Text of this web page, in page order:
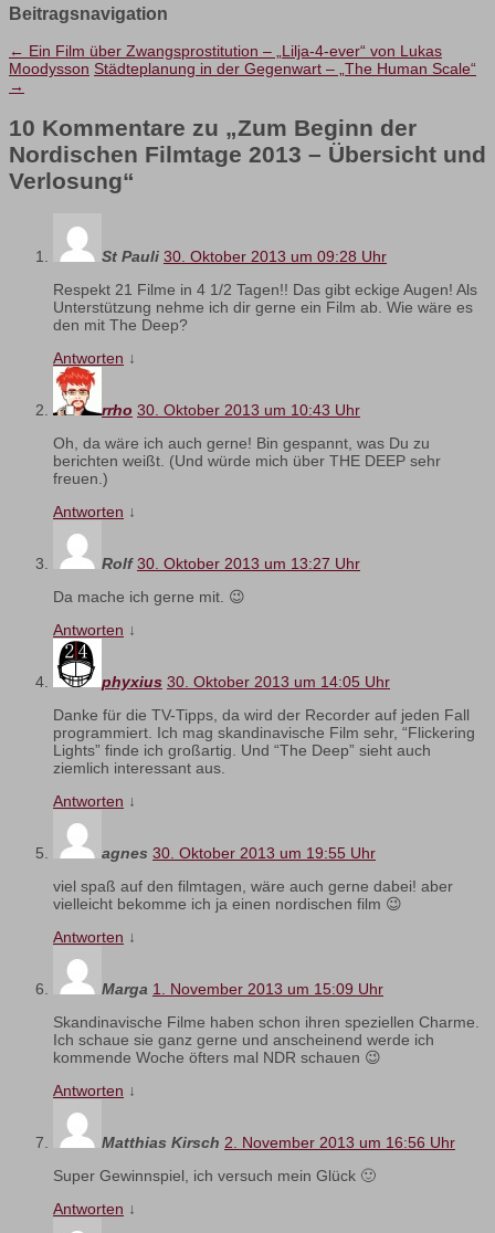
Beitragsnavigation
← Ein Film über Zwangsprostitution – „Lilja-4-ever“ von Lukas
Moodysson Städteplanung in der Gegenwart – „The Human Scale“
→
10 Kommentare zu „Zum Beginn der
Nordischen Filmtage 2013 – Übersicht und
Verlosung“
St Pauli 30. Oktober 2013 um 09:28 Uhr
Respekt 21 Filme in 4 1/2 Tagen!! Das gibt eckige Augen! Als
Unterstützung nehme ich dir gerne ein Film ab. Wie wäre es
den mit The Deep?
Antworten ↓
rrho 30. Oktober 2013 um 10:43 Uhr
Oh, da wäre ich auch gerne! Bin gespannt, was Du zu
berichten weißt. (Und würde mich über THE DEEP sehr
freuen.)
Antworten ↓
Rolf 30. Oktober 2013 um 13:27 Uhr
Da mache ich gerne mit. 😉
Antworten ↓
phyxius 30. Oktober 2013 um 14:05 Uhr
Danke für die TV-Tipps, da wird der Recorder auf jeden Fall
programmiert. Ich mag skandinavische Film sehr, “Flickering
Lights” finde ich großartig. Und “The Deep” sieht auch
ziemlich interessant aus.
Antworten ↓
agnes 30. Oktober 2013 um 19:55 Uhr
viel spaß auf den filmtagen, wäre auch gerne dabei! aber
vielleicht bekomme ich ja einen nordischen film 😉
Antworten ↓
Marga 1. November 2013 um 15:09 Uhr
Skandinavische Filme haben schon ihren speziellen Charme.
Ich schaue sie ganz gerne und anscheinend werde ich
kommende Woche öfters mal NDR schauen 😉
Antworten ↓
Matthias Kirsch 2. November 2013 um 16:56 Uhr
Super Gewinnspiel, ich versuch mein Glück 🙂
Antworten ↓